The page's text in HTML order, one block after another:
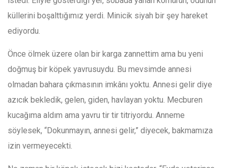
küllerini boşalttığımız yerdi. Minicik siyah bir şey hareket
ediyordu.
Önce ölmek üzere olan bir karga zannettim ama bu yeni
doğmuş bir köpek yavrusuydu. Bu mevsimde annesi
olmadan bahara çıkmasının imkânı yoktu. Annesi gelir diye
azıcık bekledik, gelen, giden, havlayan yoktu. Mecburen
kucağıma aldım ama yavru tir tir titriyordu. Anneme
söylesek, “Dokunmayın, annesi gelir,” diyecek, bakmamıza
izin vermeyecekti.